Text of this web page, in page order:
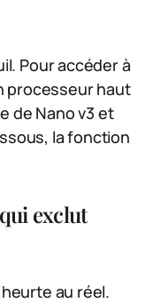
Pour accéder à
processeur haut
de Nano v3 et
la fonction
exclut
au réel.